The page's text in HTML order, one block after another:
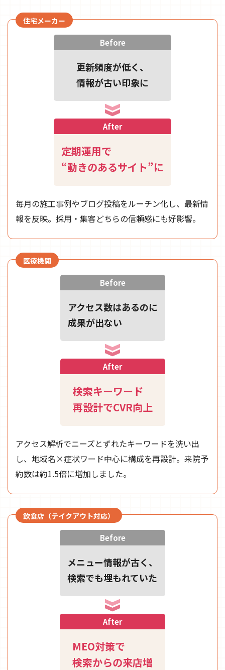
住宅メーカー
Before
更新頻度が低く、
情報が古い印象に
After
定期運用で
“動きのあるサイト”に
毎月の施工事例やブログ投稿をルーチン化し、最新情
報を反映。採用・集客どちらの信頼感にも好影響。
医療機関
Before
アクセス数はあるのに
成果が出ない
After
検索キーワード
再設計でCVR向上
アクセス解析でニーズとずれたキーワードを洗い出
し、地域名×症状ワード中心に構成を再設計。来院予
約数は約1.5倍に増加しました。
飲食店（テイクアウト対応）
Before
メニュー情報が古く、
検索でも埋もれていた
After
MEO対策で
検索からの来店増